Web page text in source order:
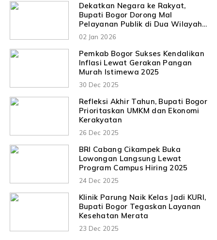
Dekatkan Negara ke Rakyat,
Bupati Bogor Dorong Mal
Pelayanan Publik di Dua Wilayah
Strategis
02 Jan 2026
Pemkab Bogor Sukses Kendalikan
Inflasi Lewat Gerakan Pangan
Murah Istimewa 2025
30 Dec 2025
Refleksi Akhir Tahun, Bupati Bogor
Prioritaskan UMKM dan Ekonomi
Kerakyatan
26 Dec 2025
BRI Cabang Cikampek Buka
Lowongan Langsung Lewat
Program Campus Hiring 2025
24 Dec 2025
Klinik Parung Naik Kelas Jadi KURI,
Bupati Bogor Tegaskan Layanan
Kesehatan Merata
23 Dec 2025